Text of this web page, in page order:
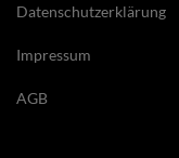
Datenschutzerklärung
Impressum
AGB